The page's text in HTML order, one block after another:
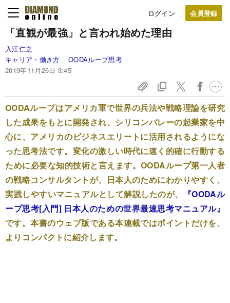
ログイン
「直観が最強」と言われ始めた理由
入江仁之
キャリア・働き方
OODAループ思考
2019年11月26日 3:45
OODAループはアメリカ軍で世界の兵法や戦略理論を研究
した成果をもとに開発され、シリコンバレーの起業家を中
心に、アメリカのビジネスエリートに活用されるようにな
った思考法です。変化の激しい時代に速く的確に行動する
ために必要な知的技術と言えます。OODAループ第一人者
の戦略コンサルタントが、日本人のためにわかりやすく、
実践しやすいマニュアルとして解説したのが、
『OODAル
ープ思考[入門] 日本人のための世界最速思考マニュアル』
です。本書のウェブ版である本連載ではポイントだけを、
よりコンパクトに紹介します。